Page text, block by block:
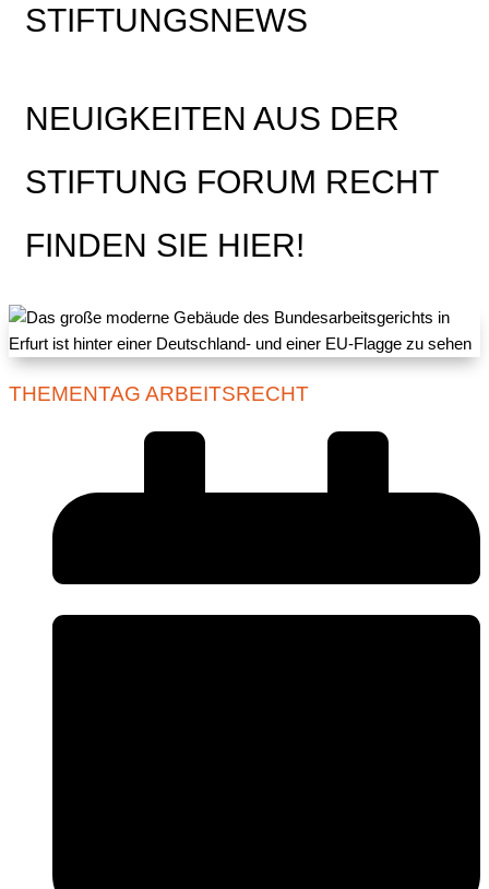
STIFTUNGSNEWS
NEUIGKEITEN AUS DER
STIFTUNG FORUM RECHT
FINDEN SIE HIER!
THEMENTAG ARBEITSRECHT